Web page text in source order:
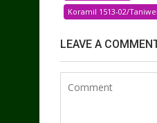
Koramil 1513-02/Taniwel
LEAVE A